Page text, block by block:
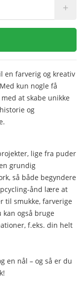
+
en farverig og kreativ
kun nogle få
at skabe unikke
og
lige fra puder
grundig
så både begyndere
ånd lære at
til smukke, farverige
også bruge
f.eks. din helt
en nål – og så er du